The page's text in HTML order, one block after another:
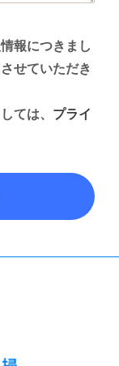
報につきまし
せていただき
ては、 プライ